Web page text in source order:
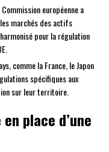
européenne a
marchés des actifs
pour la régulation
comme la France, le Japon
spécifiques aux
sur leur territoire.
place d’une